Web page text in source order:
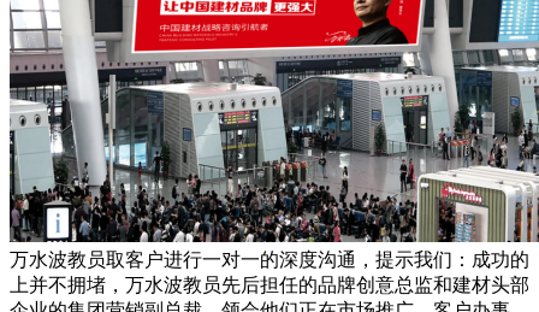
万水波教员取客户进行一对一的深度沟通，提示我们：成功的
上并不拥堵，万水波教员先后担任的品牌创意总监和建材头部